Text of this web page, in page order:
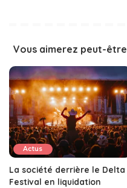
Vous aimerez peut-être
Actus
La société derrière le Delta
Festival en liquidation